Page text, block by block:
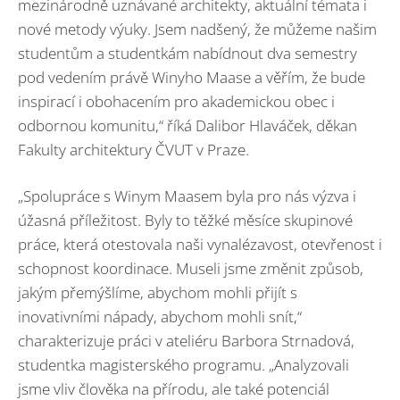
mezinárodně uznávané architekty, aktuální témata i
nové metody výuky. Jsem nadšený, že můžeme našim
studentům a studentkám nabídnout dva semestry
pod vedením právě Winyho Maase a věřím, že bude
inspirací i obohacením pro akademickou obec i
odbornou komunitu,“ říká Dalibor Hlaváček, děkan
Fakulty architektury ČVUT v Praze.
„Spolupráce s Winym Maasem byla pro nás výzva i
úžasná příležitost. Byly to těžké měsíce skupinové
práce, která otestovala naši vynalézavost, otevřenost i
schopnost koordinace. Museli jsme změnit způsob,
jakým přemýšlíme, abychom mohli přijít s
inovativními nápady, abychom mohli snít,“
charakterizuje práci v ateliéru Barbora Strnadová,
studentka magisterského programu. „Analyzovali
jsme vliv člověka na přírodu, ale také potenciál